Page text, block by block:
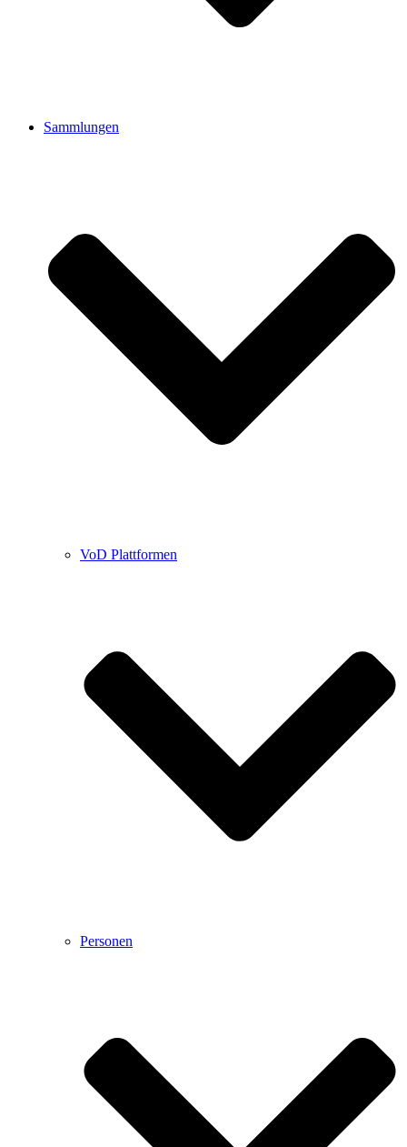
Sammlungen
VoD Plattformen
Personen